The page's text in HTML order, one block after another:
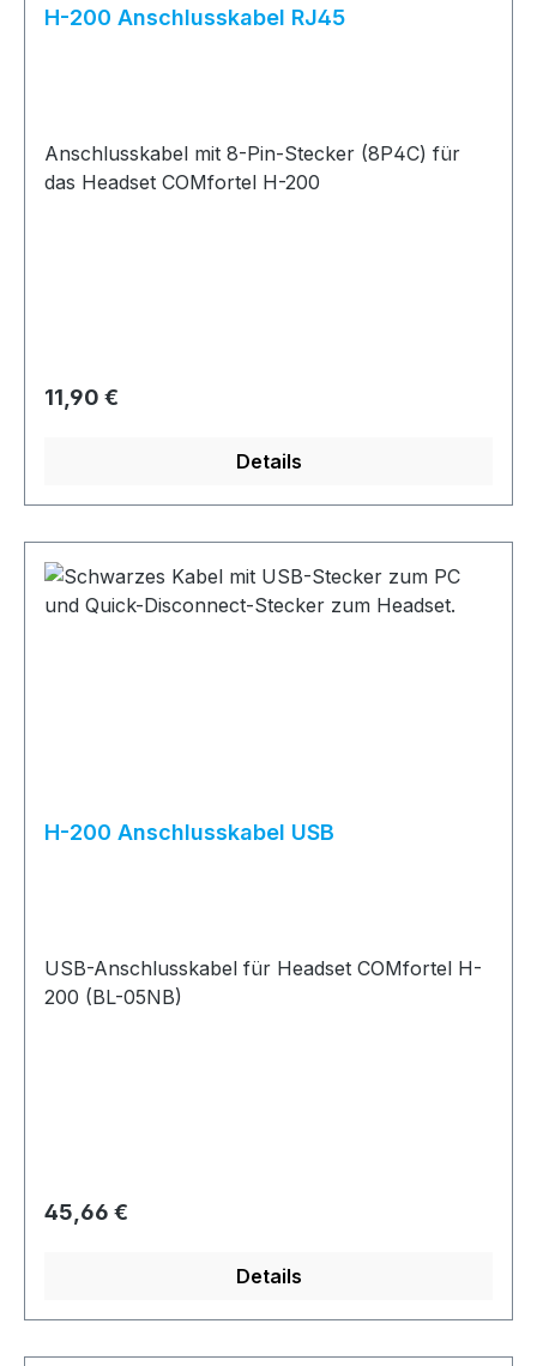
H-200 Anschlusskabel RJ45
Anschlusskabel mit 8-Pin-Stecker (8P4C) für
das Headset COMfortel H-200
Regulärer Preis:
11,90 €
Details
H-200 Anschlusskabel USB
USB-Anschlusskabel für Headset COMfortel H-
200 (BL-05NB)
Regulärer Preis:
45,66 €
Details